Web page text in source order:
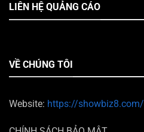
LIÊN HỆ QUẢNG CÁO
VỀ CHÚNG TÔI
Website: https://showbiz8.com/